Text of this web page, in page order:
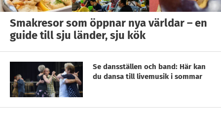
Smakresor som öppnar nya världar – en
guide till sju länder, sju kök
Se dansställen och band: Här kan
du dansa till livemusik i sommar